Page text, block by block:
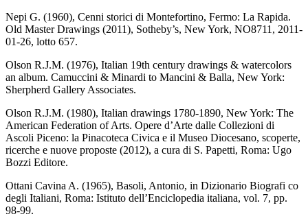
Nepi G. (1960), Cenni storici di Montefortino, Fermo: La Rapida.
Old Master Drawings (2011), Sotheby’s, New York, NO8711, 2011-
01-26, lotto 657.
Olson R.J.M. (1976), Italian 19th century drawings & watercolors
an album. Camuccini & Minardi to Mancini & Balla, New York:
Sherpherd Gallery Associates.
Olson R.J.M. (1980), Italian drawings 1780-1890, New York: The
American Federation of Arts. Opere d’Arte dalle Collezioni di
Ascoli Piceno: la Pinacoteca Civica e il Museo Diocesano, scoperte,
ricerche e nuove proposte (2012), a cura di S. Papetti, Roma: Ugo
Bozzi Editore.
Ottani Cavina A. (1965), Basoli, Antonio, in Dizionario Biografi co
degli Italiani, Roma: Istituto dell’Enciclopedia italiana, vol. 7, pp.
98-99.